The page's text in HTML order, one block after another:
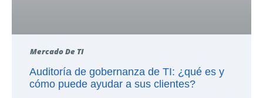
Mercado De TI
Auditoría de gobernanza de TI: ¿qué es y
cómo puede ayudar a sus clientes?